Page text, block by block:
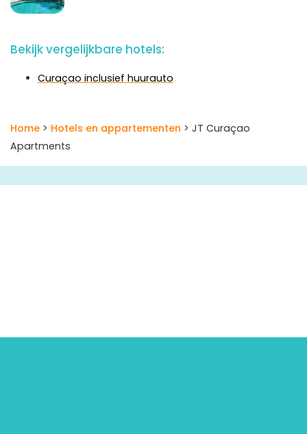
Bekijk vergelijkbare hotels:
Curaçao inclusief huurauto
Home > Hotels en appartementen > JT Curaçao
Apartments